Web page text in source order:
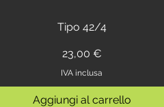
Tipo 42/4
Prezzo
23,00 €
IVA inclusa
Aggiungi al carrello